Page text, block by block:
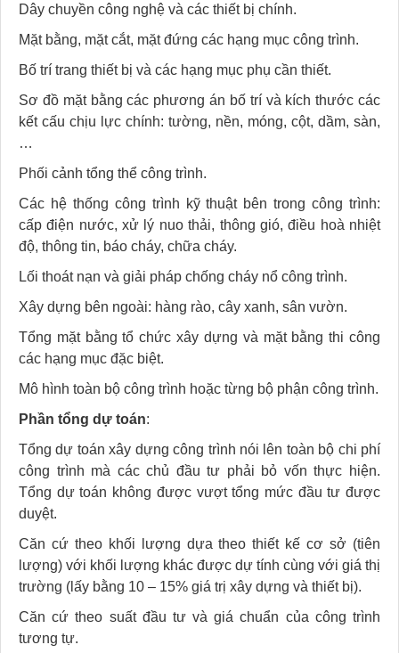
Dây chuyền công nghệ và các thiết bị chính.
Mặt bằng, mặt cắt, mặt đứng các hạng mục công trình.
Bố trí trang thiết bị và các hạng mục phụ cần thiết.
Sơ đồ mặt bằng các phương án bố trí và kích thước các
kết cấu chịu lực chính: tường, nền, móng, cột, dầm, sàn,
…
Phối cảnh tổng thể công trình.
Các hệ thống công trình kỹ thuật bên trong công trình:
cấp điện nước, xử lý nuo thải, thông gió, điều hoà nhiệt
độ, thông tin, báo cháy, chữa cháy.
Lối thoát nạn và giải pháp chống cháy nổ công trình.
Xây dựng bên ngoài: hàng rào, cây xanh, sân vườn.
Tổng mặt bằng tổ chức xây dựng và mặt bằng thi công
các hạng mục đặc biệt.
Mô hình toàn bộ công trình hoặc từng bộ phận công trình.
Phần tổng dự toán:
Tổng dự toán xây dựng công trình nói lên toàn bộ chi phí
công trình mà các chủ đầu tư phải bỏ vốn thực hiện.
Tổng dự toán không được vượt tổng mức đầu tư được
duyệt.
Căn cứ theo khối lượng dựa theo thiết kế cơ sở (tiên
lượng) với khối lượng khác được dự tính cùng với giá thị
trường (lấy bằng 10 – 15% giá trị xây dựng và thiết bị).
Căn cứ theo suất đầu tư và giá chuẩn của công trình
tương tự.